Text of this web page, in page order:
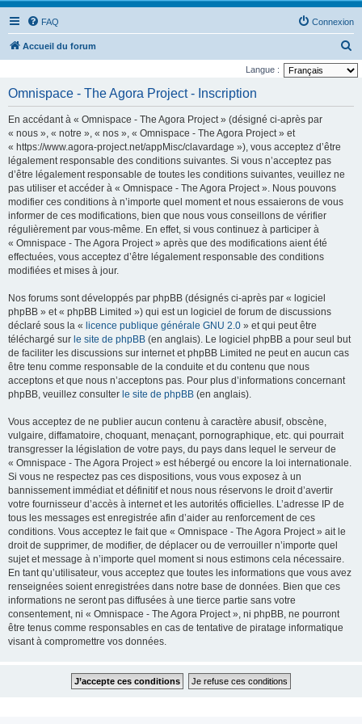
FAQ Connexion
Accueil du forum
e
Langue :
Omnispace - The Agora Project - Inscription
En accédant à « Omnispace - The Agora Project » (désigné ci-après par
« nous », « notre », « nos », « Omnispace - The Agora Project » et
« https://www.agora-project.net/appMisc/clavardage »), vous acceptez d’être
légalement responsable des conditions suivantes. Si vous n’acceptez pas
d’être légalement responsable de toutes les conditions suivantes, veuillez ne
pas utiliser et accéder à « Omnispace - The Agora Project ». Nous pouvons
modifier ces conditions à n’importe quel moment et nous essaierons de vous
informer de ces modifications, bien que nous vous conseillons de vérifier
régulièrement par vous-même. En effet, si vous continuez à participer à
« Omnispace - The Agora Project » après que des modifications aient été
effectuées, vous acceptez d’être légalement responsable des conditions
modifiées et mises à jour.
Nos forums sont développés par phpBB (désignés ci-après par « logiciel
phpBB » et « phpBB Limited ») qui est un logiciel de forum de discussions
déclaré sous la « licence publique générale GNU 2.0 » et qui peut être
téléchargé sur le site de phpBB (en anglais). Le logiciel phpBB a pour seul but
de faciliter les discussions sur internet et phpBB Limited ne peut en aucun cas
être tenu comme responsable de la conduite et du contenu que nous
acceptons et que nous n’acceptons pas. Pour plus d’informations concernant
phpBB, veuillez consulter le site de phpBB (en anglais).
Vous acceptez de ne publier aucun contenu à caractère abusif, obscène,
vulgaire, diffamatoire, choquant, menaçant, pornographique, etc. qui pourrait
transgresser la législation de votre pays, du pays dans lequel le serveur de
« Omnispace - The Agora Project » est hébergé ou encore la loi internationale.
Si vous ne respectez pas ces dispositions, vous vous exposez à un
bannissement immédiat et définitif et nous nous réservons le droit d’avertir
votre fournisseur d’accès à internet et les autorités officielles. L’adresse IP de
tous les messages est enregistrée afin d’aider au renforcement de ces
conditions. Vous acceptez le fait que « Omnispace - The Agora Project » ait le
droit de supprimer, de modifier, de déplacer ou de verrouiller n’importe quel
sujet et message à n’importe quel moment si nous estimons cela nécessaire.
En tant qu’utilisateur, vous acceptez que toutes les informations que vous avez
renseignées soient enregistrées dans notre base de données. Bien que ces
informations ne seront pas diffusées à une tierce partie sans votre
consentement, ni « Omnispace - The Agora Project », ni phpBB, ne pourront
être tenus comme responsables en cas de tentative de piratage informatique
visant à compromettre vos données.